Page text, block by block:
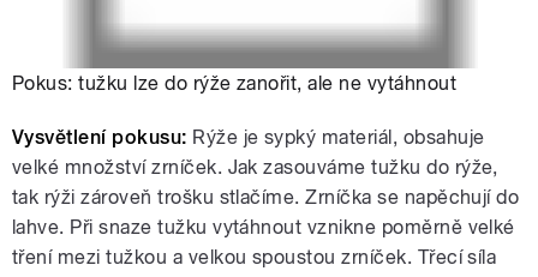
Pokus: tužku lze do rýže zanořit, ale ne vytáhnout
Vysvětlení pokusu: Rýže je sypký materiál, obsahuje
velké množství zrníček. Jak zasouváme tužku do rýže,
tak rýži zároveň trošku stlačíme. Zrníčka se napěchují do
lahve. Při snaze tužku vytáhnout vznikne poměrně velké
tření mezi tužkou a velkou spoustou zrníček. Třecí síla